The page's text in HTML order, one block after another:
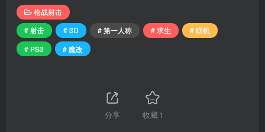
枪战射击
# 射击
# 3D # 第一人称 # 求生
# 联机
# PS3
# 魔改
分享 收藏 1